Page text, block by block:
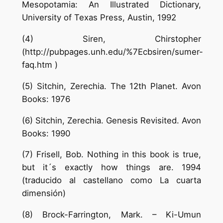
Mesopotamia: An Illustrated Dictionary,
University of Texas Press, Austin, 1992
(4) Siren, Chirstopher
(http://pubpages.unh.edu/%7Ecbsiren/sumer-
faq.htm )
(5) Sitchin, Zerechia. The 12th Planet. Avon
Books: 1976
(6) Sitchin, Zerechia. Genesis Revisited. Avon
Books: 1990
(7) Frisell, Bob. Nothing in this book is true,
but it´s exactly how things are. 1994
(traducido al castellano como La cuarta
dimensión)
(8) Brock-Farrington, Mark. – Ki-Umun